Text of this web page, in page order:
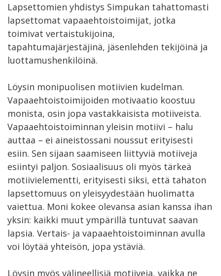
Lapsettomien yhdistys Simpukan tahattomasti
lapsettomat vapaaehtoistoimijat, jotka
toimivat vertaistukijoina,
tapahtumajärjestäjinä, jäsenlehden tekijöinä ja
luottamushenkilöinä.
Löysin monipuolisen motiivien kudelman.
Vapaaehtoistoimijoiden motivaatio koostuu
monista, osin jopa vastakkaisista motiiveista.
Vapaaehtoistoiminnan yleisin motiivi – halu
auttaa – ei aineistossani noussut erityisesti
esiin. Sen sijaan saamiseen liittyviä motiiveja
esiintyi paljon. Sosiaalisuus oli myös tärkeä
motiivielementti, erityisesti siksi, että tahaton
lapsettomuus on yleisyydestään huolimatta
vaiettua. Moni kokee olevansa asian kanssa ihan
yksin: kaikki muut ympärillä tuntuvat saavan
lapsia. Vertais- ja vapaaehtoistoiminnan avulla
voi löytää yhteisön, jopa ystäviä.
Löysin myös välineellisiä motiiveja, vaikka ne